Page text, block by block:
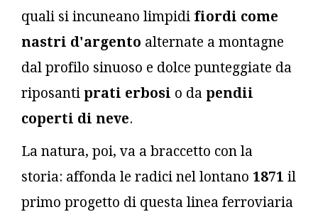
quali si incuneano limpidi fiordi come
nastri d'argento alternate a montagne
dal profilo sinuoso e dolce punteggiate da
riposanti prati erbosi o da pendii
coperti di neve.
La natura, poi, va a braccetto con la
storia: affonda le radici nel lontano 1871 il
primo progetto di questa linea ferroviaria